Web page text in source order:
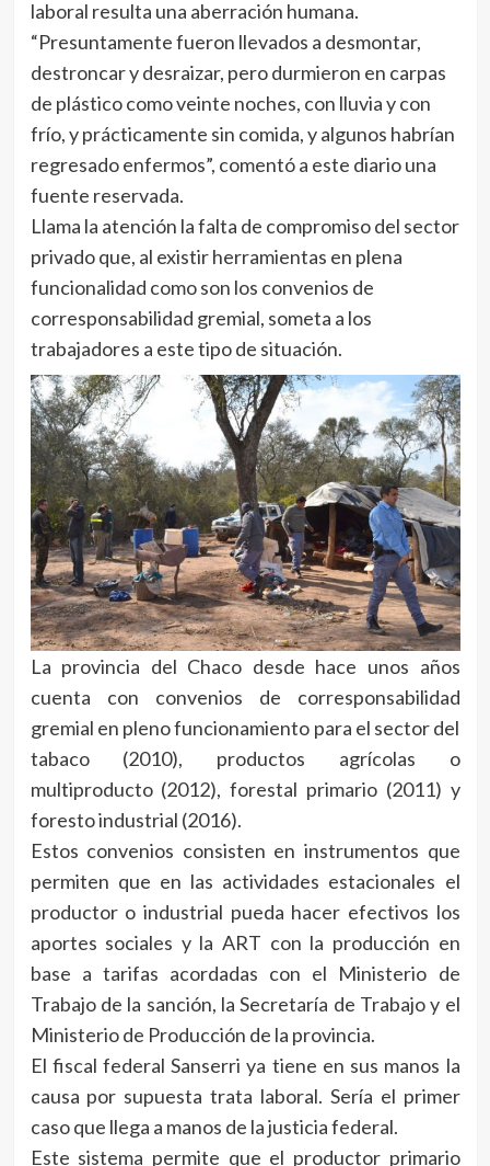
laboral resulta una aberración humana.
“Presuntamente fueron llevados a desmontar,
destroncar y desraizar, pero durmieron en carpas
de plástico como veinte noches, con lluvia y con
frío, y prácticamente sin comida, y algunos habrían
regresado enfermos”, comentó a este diario una
fuente reservada.
Llama la atención la falta de compromiso del sector
privado que, al existir herramientas en plena
funcionalidad como son los convenios de
corresponsabilidad gremial, someta a los
trabajadores a este tipo de situación.
La provincia del Chaco desde hace unos años
cuenta con convenios de corresponsabilidad
gremial en pleno funcionamiento para el sector del
tabaco (2010), productos agrícolas o
multiproducto (2012), forestal primario (2011) y
foresto industrial (2016).
Estos convenios consisten en instrumentos que
permiten que en las actividades estacionales el
productor o industrial pueda hacer efectivos los
aportes sociales y la ART con la producción en
base a tarifas acordadas con el Ministerio de
Trabajo de la sanción, la Secretaría de Trabajo y el
Ministerio de Producción de la provincia.
El fiscal federal Sanserri ya tiene en sus manos la
causa por supuesta trata laboral. Sería el primer
caso que llega a manos de la justicia federal.
Este sistema permite que el productor primario